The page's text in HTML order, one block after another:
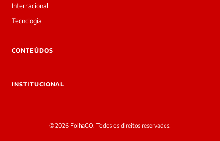
Internacional
Tecnologia
CONTEÚDOS
INSTITUCIONAL
© 2026 FolhaGO. Todos os direitos reservados.